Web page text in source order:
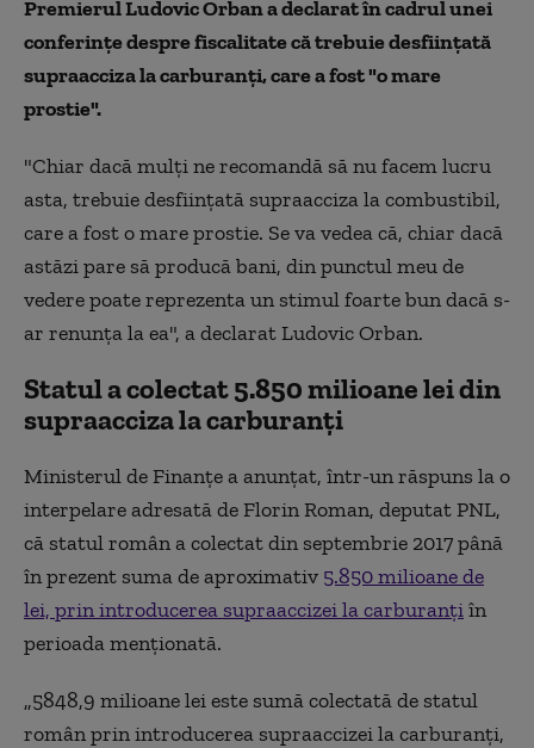
Premierul Ludovic Orban a declarat în cadrul unei
conferințe despre fiscalitate că trebuie desființată
supraacciza la carburanți, care a fost "o mare
prostie".
"Chiar dacă mulți ne recomandă să nu facem lucru
asta, trebuie desființată supraacciza la combustibil,
care a fost o mare prostie. Se va vedea că, chiar dacă
astăzi pare să producă bani, din punctul meu de
vedere poate reprezenta un stimul foarte bun dacă s-
ar renunța la ea", a declarat Ludovic Orban.
Statul a colectat 5.850 milioane lei din
supraacciza la carburanți
Ministerul de Finanțe a anunțat, într-un răspuns la o
interpelare adresată de Florin Roman, deputat PNL,
că statul român a colectat din septembrie 2017 până
în prezent suma de aproximativ 5.850 milioane de
lei, prin introducerea supraaccizei la carburanțiîn
perioada menționată.
„5848,9 milioane lei este sumă colectată de statul
român prin introducerea supraaccizei la carburanți,